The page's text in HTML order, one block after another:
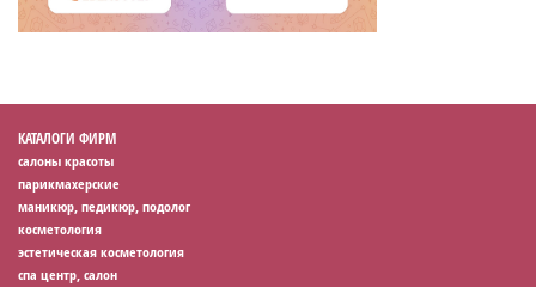
КАТАЛОГИ ФИРМ
салоны красоты
парикмахерские
маникюр, педикюр, подолог
косметология
эстетическая косметология
спа центр, салон